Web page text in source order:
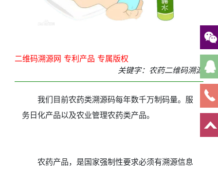
二维码溯源网 专利产品 专属版权
关键字：农药二维码溯源
我们目前农药类溯源码每年数千万制码量。服
务日化产品以及农业管理农药类产品。
农药产品，是国家强制性要求必须有溯源信息